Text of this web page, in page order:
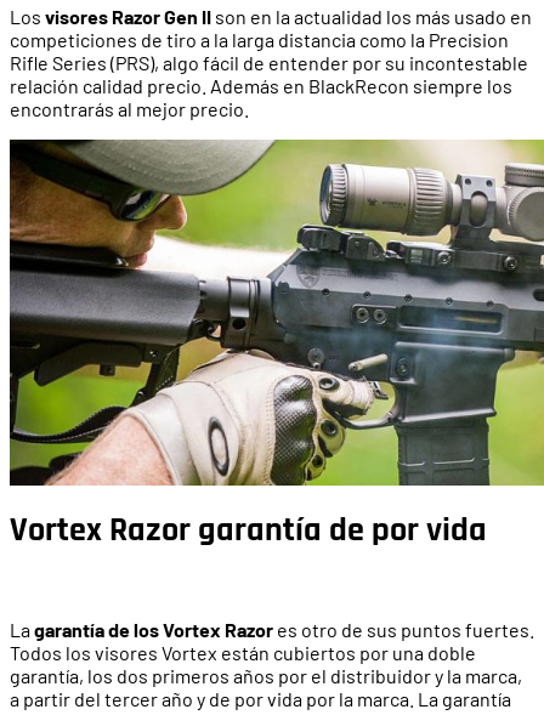
Los visores Razor Gen II son en la actualidad los más usado en
competiciones de tiro a la larga distancia como la Precision
Rifle Series (PRS), algo fácil de entender por su incontestable
relación calidad precio. Además en BlackRecon siempre los
encontrarás al mejor precio.
Vortex Razor garantía de por vida
Lagarantía de los Vortex Razor es otro de sus puntos fuertes.
Todos los visores Vortex están cubiertos por una doble
garantía, los dos primeros años por el distribuidor y la marca,
a partir del tercer año y de por vida por la marca. La garantía